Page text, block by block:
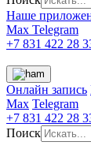
Наше
Max Telegram
+7 831 422 28
Онлайн запись
Max Telegram
+7 831 422 28
Поиск